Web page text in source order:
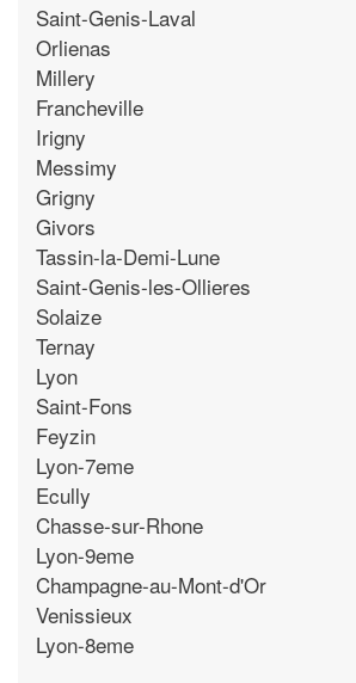
Saint-Genis-Laval
Orlienas
Millery
Francheville
Irigny
Messimy
Grigny
Givors
Tassin-la-Demi-Lune
Saint-Genis-les-Ollieres
Solaize
Ternay
Lyon
Saint-Fons
Feyzin
Lyon-7eme
Ecully
Chasse-sur-Rhone
Lyon-9eme
Champagne-au-Mont-d'Or
Venissieux
Lyon-8eme